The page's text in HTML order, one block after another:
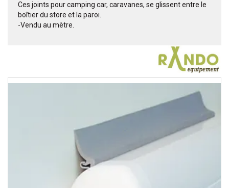
Ces joints pour camping car, caravanes, se glissent entre le
boîtier du store et la paroi.
-Vendu au mètre.